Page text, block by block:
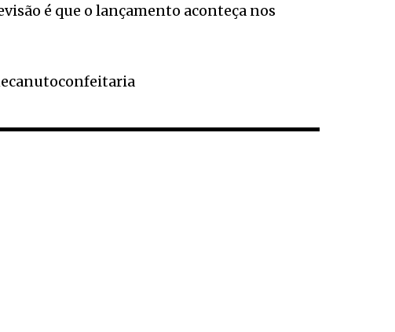
é que o lançamento aconteça nos